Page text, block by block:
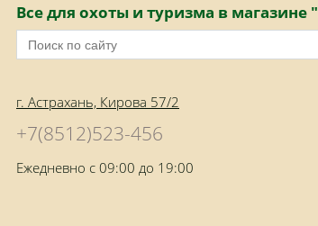
Все для охоты и туризма в магазине
г. Астрахань, Кирова 57/2
+7(8512)523-456
Ежедневно с 09:00 до 19:00